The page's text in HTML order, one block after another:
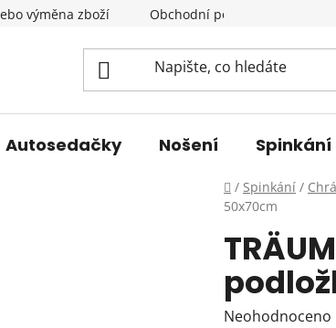
výměna zboží Obchodní podmínky
Autosedačky Nošení Spinkání
Domů
/ Spinkání /
50x70cm
Průměrné
Neohodnoceno